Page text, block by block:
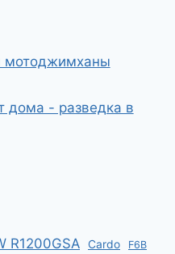
мотоджимханы
дома - разведка в
R1200GSA Cardo F6B